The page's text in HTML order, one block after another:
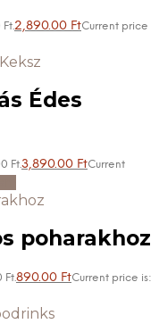
2,890.00 FtCurrent price
Édes
Ft.3,890.00 FtCurrent
poharakhoz
Ft.890.00 FtCurrent price is: